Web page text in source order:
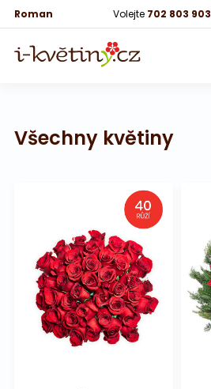
Roman Volejte 702 803 903
Květiny
Růže 40cm
Bonboniery
Vína
Všechny květiny